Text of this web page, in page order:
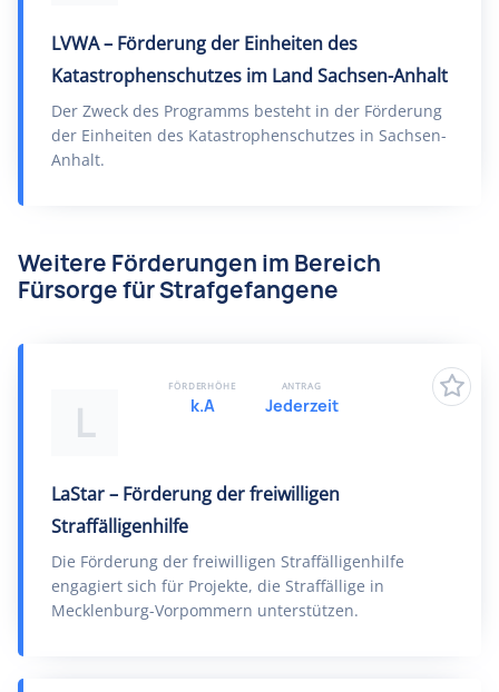
LVWA – Förderung der Einheiten des
Katastrophenschutzes im Land Sachsen-Anhalt
Der Zweck des Programms besteht in der Förderung
der Einheiten des Katastrophenschutzes in Sachsen-
Anhalt.
Weitere Förderungen im Bereich
Fürsorge für Strafgefangene
L
LaStar – Förderung der freiwilligen
Straffälligenhilfe
Die Förderung der freiwilligen Straffälligenhilfe
engagiert sich für Projekte, die Straffällige in
Mecklenburg-Vorpommern unterstützen.
FÖRDERHÖHE
k.A
ANTRAG
Jederzeit